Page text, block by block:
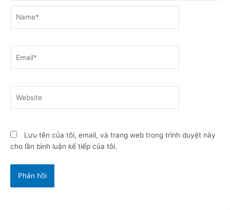
Lưu tên của tôi, email, và trang web trong trình duyệt này
cho lần bình luận kế tiếp của tôi.